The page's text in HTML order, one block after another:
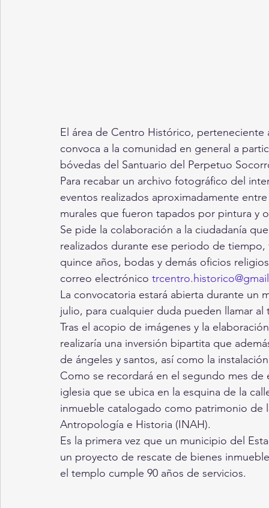
El área de Centro Histórico, perteneciente
convoca a la comunidad en general a
bóvedas del Santuario del Perpetuo
Para recabar un archivo fotográfico del
eventos realizados aproximadamente
murales que fueron tapados por pintura y
Se pide la colaboración a la ciudadanía
realizados durante ese periodo de
quince años, bodas y demás oficios
correo electrónico
La convocatoria estará abierta durante un
julio, para cualquier duda pueden llamar al
Tras el acopio de imágenes y la
realizaría una inversión bipartita que
de ángeles y santos, así como la
Como se recordará en el segundo mes
iglesia que se ubica en la esquina de la
inmueble catalogado como patrimonio de
Antropología e Historia (INAH).
Es la primera vez que un municipio del
un proyecto de rescate de bienes
el templo cumple 90 años de servicios.